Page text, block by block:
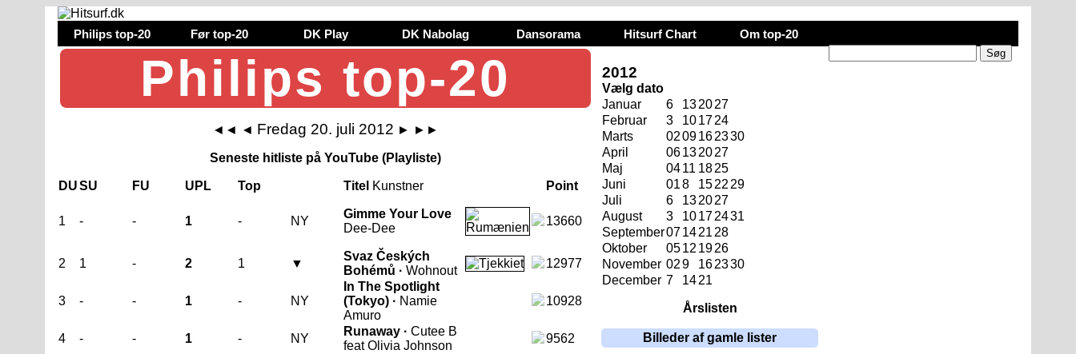
Philips top-20 Før top-20 DK Play DK Nabolag Dansorama Hitsurf Chart Om top-20
Philips top-20
◄◄ ◄ Fredag 20. juli 2012 ► ►►
Seneste hitliste på YouTube (Playliste)
DUSU FU UPL Top Titel Kunstner Point
1 - - 1 - NY
Gimme Your Love
Dee-Dee
13660
2 1 - 2 1 ▼
Svaz Českých
Bohémů · Wohnout
12977
3 - - 1 - NY
In The Spotlight
(Tokyo) · Namie
Amuro
10928
4 - - 1 - NY
Runaway · Cutee B
feat Olivia Johnson
9562
2012
Vælg dato
Januar
6 132027
Februar
3 101724
Marts
0209162330
April
06132027
Maj
0411 1825
Juni
018 1522 29
Juli
6 132027
August
3 10172431
September071421 28
Oktober
0512 1926
November 029 162330
December 7 1421
Årslisten
Billeder af gamle lister